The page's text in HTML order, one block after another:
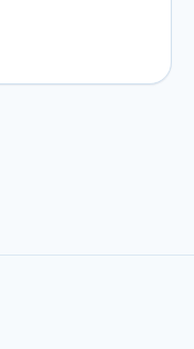
fester